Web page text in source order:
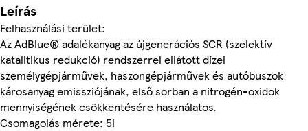
Leírás
Felhasználási terület:
Az AdBlue® adalékanyag az újgenerációs SCR (szelektív
katalitikus redukció) rendszerrel ellátott dízel
személygépjárművek, haszongépjárművek és autóbuszok
károsanyag emissziójának, első sorban a nitrogén-oxidok
mennyiségének csökkentésére használatos.
Csomagolás mérete: 5l